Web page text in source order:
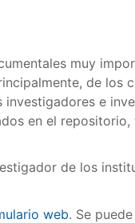
muy
de los
e
en el repositorio,
de los
web. Se